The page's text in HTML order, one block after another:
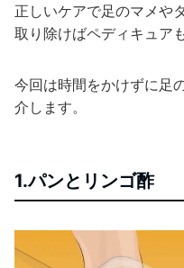
正しいケアで足のマメや
取り除けばペディキュア
今回は時間をかけずに足
介します。
1.パンとリンゴ酢